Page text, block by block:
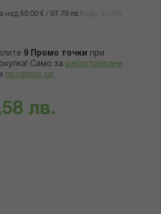
над 50.00 € / 97,79 лв.
9 Промо точки
при
Само за регистрирани
профила си .
лв.